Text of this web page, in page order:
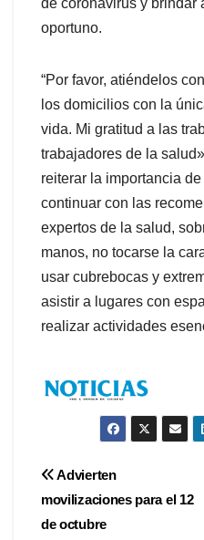
de coronavirus y brindar
oportuno.
“Por favor, atiéndelos
los domicilios con la
vida. Mi gratitud a las
trabajadores de la
reiterar la importancia
continuar con las
expertos de la salud,
manos, no tocarse la
usar cubrebocas y
asistir a lugares con
realizar actividades
Navegación
de
Advierten
movilizaciones para el 12
de octubre